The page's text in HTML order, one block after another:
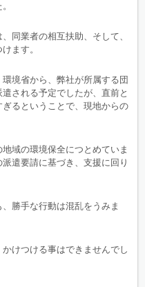
同業者の相互扶助、そして、
ます。
境省から、弊社が所属する団
される予定でしたが、直前と
るということで、現地からの
域の環境保全につとめていま
遣要請に基づき、支援に回り
勝手な行動は混乱をうみま
けつける事はできませんでし